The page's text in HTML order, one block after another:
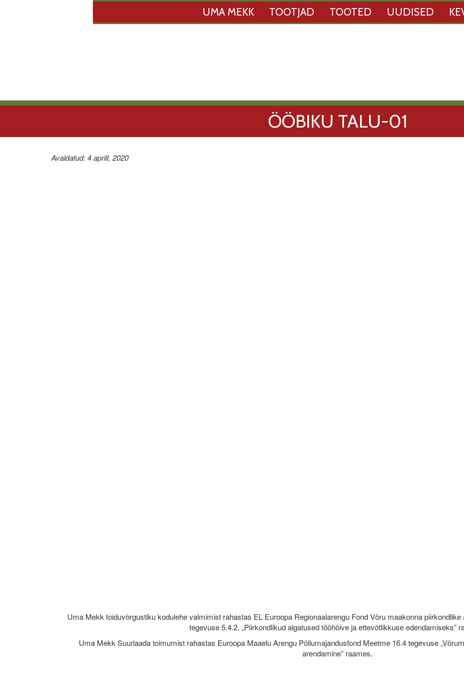
UMA MEKK TOOTJAD TOOTED UUDISED
ÖÖBIKU TALU-01
Avaldatud: 4 aprill, 2020
Uma Mekk toiduvõrgustiku kodulehe valmimist rahastas EL Euroopa Regionaalarengu Fond Võru maakonna
tegevuse 5.4.2. „Piirkondlikud algatused tööhõive ja ettevõtlikkuse edendamiseks”
Uma Mekk Suurlaada toimumist rahastas Euroopa Maaelu Arengu Põllumajandusfond Meetme 16.4 tegevuse
arendamine” raames.